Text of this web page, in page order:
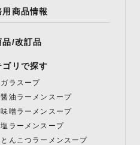
用商品情報
品/改訂品
ゴリで探す
ガラスープ
醤油ラーメンスープ
味噌ラーメンスープ
塩ラーメンスープ
とんこつラーメンスープ